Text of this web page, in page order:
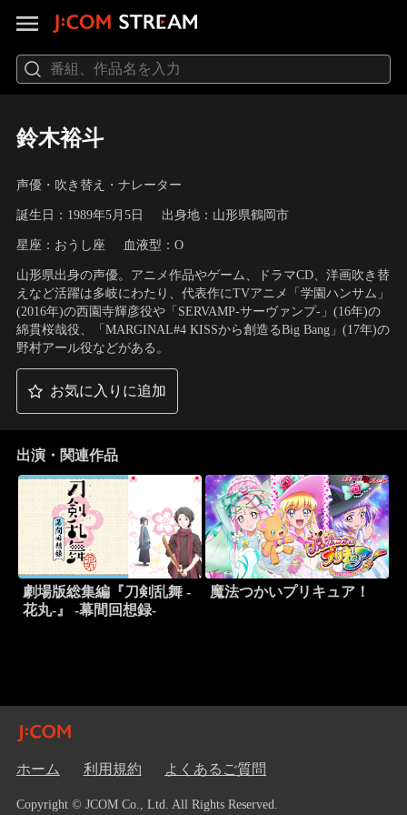
鈴木裕斗
声優・吹き替え・ナレーター
誕生日：1989年5月5日 出身地：山形県鶴岡市
星座：おうし座 血液型：O
山形県出身の声優。アニメ作品やゲーム、ドラマCD、洋画吹き替
えなど活躍は多岐にわたり、代表作にTVアニメ「学園ハンサム」
(2016年)の西園寺輝彦役や「SERVAMP-サーヴァンプ-」(16年)の
綿貫桜哉役、「MARGINAL#4 KISSから創造るBig Bang」(17年)の
野村アール役などがある。
お気に入りに追加
出演・関連作品
劇場版総集編『刀剣乱舞 -
花丸-』 -幕間回想録-
魔法つかいプリキュア！
ホーム 利用規約 よくあるご質問
Copyright © JCOM Co., Ltd. All Rights Reserved.